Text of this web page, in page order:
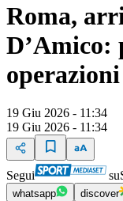
Roma,
D’Amico:
19 Giu 2026 - 11:34
19 Giu 2026 - 11:34
Segui su
whatsapp discover